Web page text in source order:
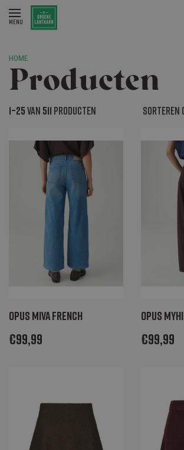
HOME
Producten
1–25van 511 producten
Opus Miva french
€99,99
Opus Myhi
€99,99